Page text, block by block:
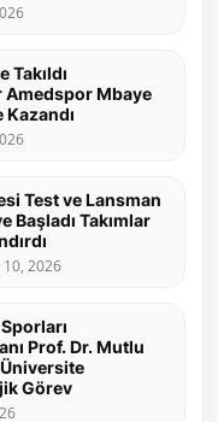
Takıldı
Amedspor Mbaye
Kazandı
Test ve Lansman
Başladı Takımlar
10, 2026
Prof. Dr. Mutlu
Üniversite
Görev